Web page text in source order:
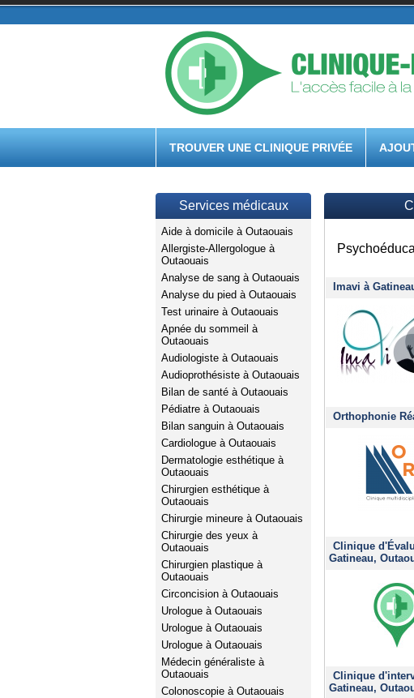
TROUVER UNE CLINIQUE PRIVÉE
Services médicaux
Aide à domicile à Outaouais
Allergiste-Allergologue à
Outaouais
Analyse de sang à Outaouais
Analyse du pied à Outaouais
Test urinaire à Outaouais
Apnée du sommeil à
Outaouais
Audiologiste à Outaouais
Audioprothésiste à Outaouais
Bilan de santé à Outaouais
Pédiatre à Outaouais
Bilan sanguin à Outaouais
Cardiologue à Outaouais
Dermatologie esthétique à
Outaouais
Chirurgien esthétique à
Outaouais
Chirurgie mineure à Outaouais
Chirurgie des yeux à
Outaouais
Chirurgien plastique à
Outaouais
Circoncision à Outaouais
Urologue à Outaouais
Urologue à Outaouais
Urologue à Outaouais
Médecin généraliste à
Outaouais
Colonoscopie à Outaouais
Imavi à
Orthophonie
Clinique
Gatineau,
Clinique
Gatineau,